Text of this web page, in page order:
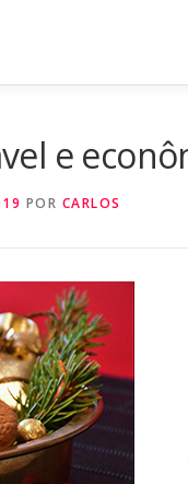
e
POR CARLOS